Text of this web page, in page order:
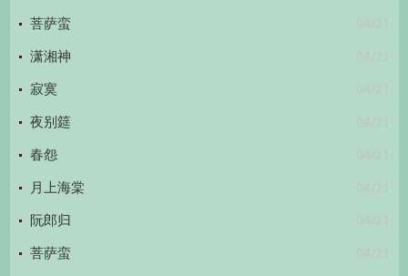
04/21
菩萨蛮
04/21
潇湘神
04/21
寂寞
04/21
夜别筵
04/21
春怨
04/21
月上海棠
04/21
阮郎归
04/21
菩萨蛮